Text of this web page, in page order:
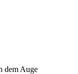
dem Auge